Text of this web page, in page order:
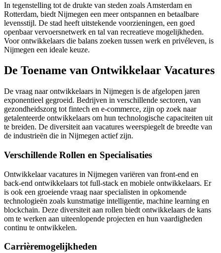
In tegenstelling tot de drukte van steden zoals Amsterdam en
Rotterdam, biedt Nijmegen een meer ontspannen en betaalbare
levensstijl. De stad heeft uitstekende voorzieningen, een goed
openbaar vervoersnetwerk en tal van recreatieve mogelijkheden.
Voor ontwikkelaars die balans zoeken tussen werk en privéleven, is
Nijmegen een ideale keuze.
De Toename van Ontwikkelaar Vacatures
De vraag naar ontwikkelaars in Nijmegen is de afgelopen jaren
exponentieel gegroeid. Bedrijven in verschillende sectoren, van
gezondheidszorg tot fintech en e-commerce, zijn op zoek naar
getalenteerde ontwikkelaars om hun technologische capaciteiten uit
te breiden. De diversiteit aan vacatures weerspiegelt de breedte van
de industrieën die in Nijmegen actief zijn.
Verschillende Rollen en Specialisaties
Ontwikkelaar vacatures in Nijmegen variëren van front-end en
back-end ontwikkelaars tot full-stack en mobiele ontwikkelaars. Er
is ook een groeiende vraag naar specialisten in opkomende
technologieën zoals kunstmatige intelligentie, machine learning en
blockchain. Deze diversiteit aan rollen biedt ontwikkelaars de kans
om te werken aan uiteenlopende projecten en hun vaardigheden
continu te ontwikkelen.
Carrièremogelijkheden